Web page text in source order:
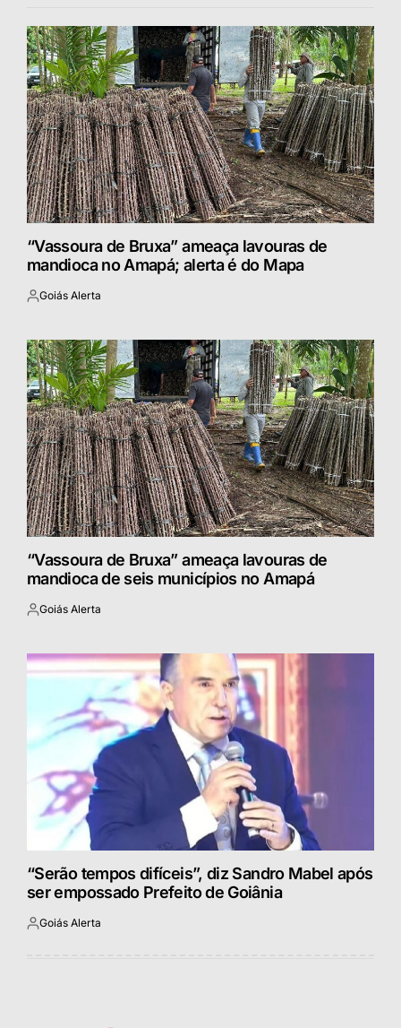
“Vassoura de Bruxa” ameaça lavouras de
mandioca no Amapá; alerta é do Mapa
Postado
Goiás Alerta
“Vassoura de Bruxa” ameaça lavouras de
mandioca de seis municípios no Amapá
Postado
Goiás Alerta
“Serão tempos difíceis”, diz Sandro Mabel após
ser empossado Prefeito de Goiânia
Postado
Goiás Alerta